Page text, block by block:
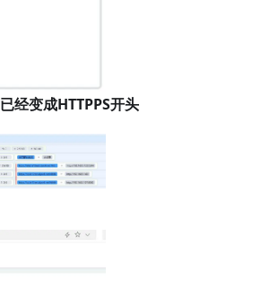
已经变成HTTPPS开头